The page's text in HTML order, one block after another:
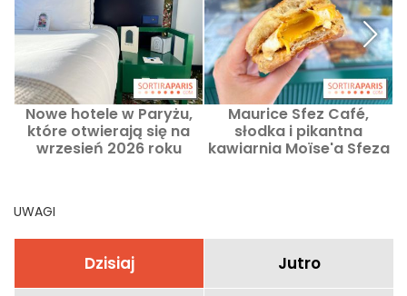
Nowe hotele w Paryżu,
które otwierają się na
wrzesień 2026 roku
Maurice Sfez Café,
słodka i pikantna
kawiarnia Moïse'a Sfeza
UWAGI
Dzisiaj Jutro